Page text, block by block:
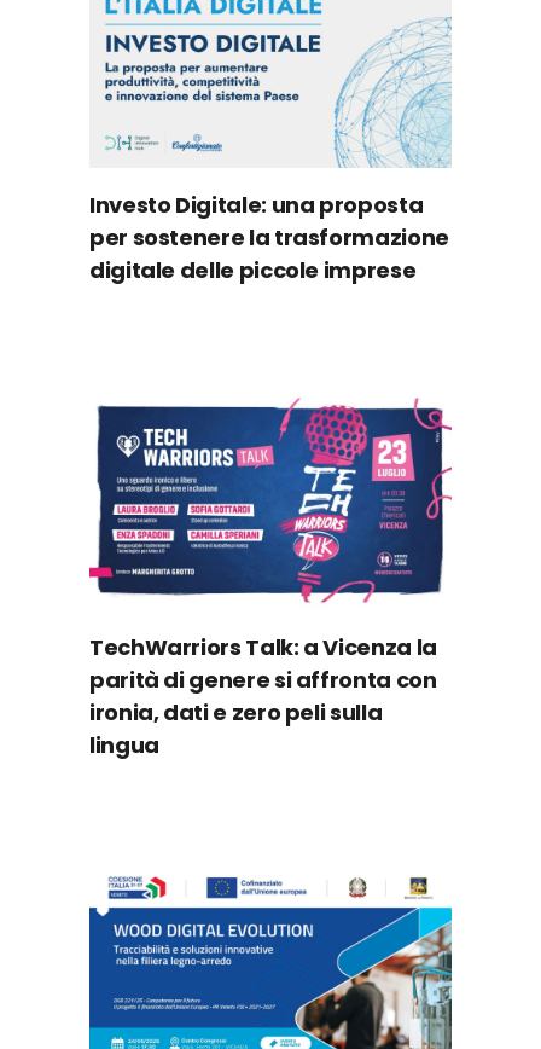
Investo Digitale: una proposta
per sostenere la trasformazione
digitale delle piccole imprese
TechWarriors Talk: a Vicenza la
parità di genere si affronta con
ironia, dati e zero peli sulla
lingua